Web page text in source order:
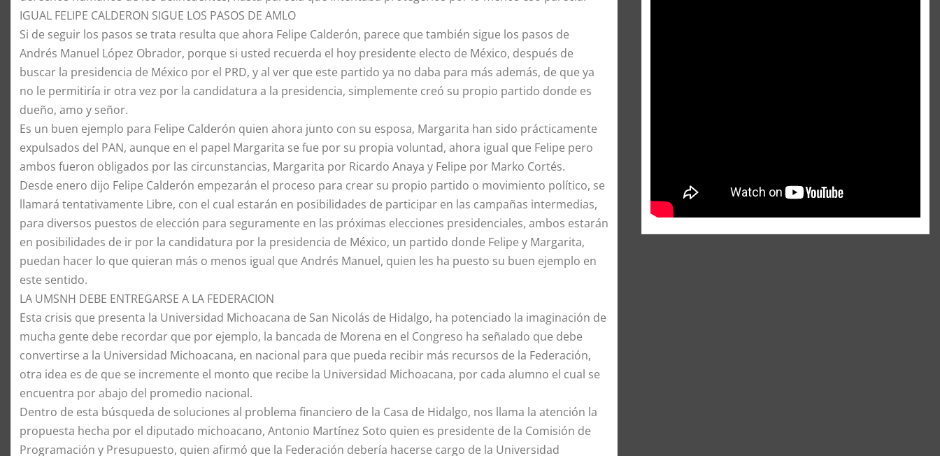
​IGUAL FELIPE CALDERON SIGUE LOS PASOS DE AMLO
​Si de seguir los pasos se trata resulta que ahora Felipe Calderón, parece que también sigue los pasos de
Andrés Manuel López Obrador, porque si usted recuerda el hoy presidente electo de México, después de
buscar la presidencia de México por el PRD, y al ver que este partido ya no daba para más además, de que ya
no le permitiría ir otra vez por la candidatura a la presidencia, simplemente creó su propio partido donde es
dueño, amo y señor.
​Es un buen ejemplo para Felipe Calderón quien ahora junto con su esposa, Margarita han sido prácticamente
expulsados del PAN, aunque en el papel Margarita se fue por su propia voluntad, ahora igual que Felipe pero
ambos fueron obligados por las circunstancias, Margarita por Ricardo Anaya y Felipe por Marko Cortés.
​Desde enero dijo Felipe Calderón empezarán el proceso para crear su propio partido o movimiento político, se
llamará tentativamente Libre, con el cual estarán en posibilidades de participar en las campañas intermedias,
para diversos puestos de elección para seguramente en las próximas elecciones presidenciales, ambos estarán
en posibilidades de ir por la candidatura por la presidencia de México, un partido donde Felipe y Margarita,
puedan hacer lo que quieran más o menos igual que Andrés Manuel, quien les ha puesto su buen ejemplo en
este sentido.
​LA UMSNH DEBE ENTREGARSE A LA FEDERACION
​Esta crisis que presenta la Universidad Michoacana de San Nicolás de Hidalgo, ha potenciado la imaginación de
mucha gente debe recordar que por ejemplo, la bancada de Morena en el Congreso ha señalado que debe
convertirse a la Universidad Michoacana, en nacional para que pueda recibir más recursos de la Federación,
otra idea es de que se incremente el monto que recibe la Universidad Michoacana, por cada alumno el cual se
encuentra por abajo del promedio nacional.
​Dentro de esta búsqueda de soluciones al problema financiero de la Casa de Hidalgo, nos llama la atención la
propuesta hecha por el diputado michoacano, Antonio Martínez Soto quien es presidente de la Comisión de
Programación y Presupuesto, quien afirmó que la Federación debería hacerse cargo de la Universidad